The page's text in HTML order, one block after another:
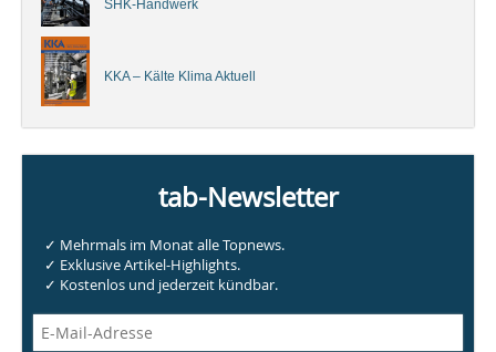
SHK-Handwerk
KKA – Kälte Klima Aktuell
tab-Newsletter
✓ Mehrmals im Monat alle Topnews.
✓ Exklusive Artikel-Highlights.
✓ Kostenlos und jederzeit kündbar.